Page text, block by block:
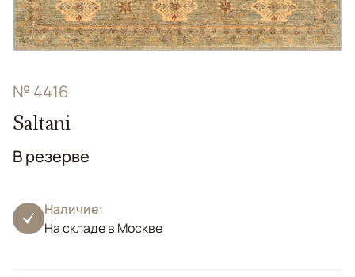
№ 4416
Saltani
В резерве
Наличие:
На складе в Москве